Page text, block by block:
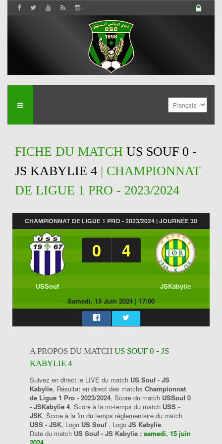
FICHE DU MATCH US SOUF 0 -
JS KABYLIE 4 | CHAMPIONNAT
DE LIGUE 1 PRO - 2023/2024
CHAMPIONNAT DE LIGUE 1 PRO - 2023/2024 | JOURNÉE 30
0 4
USSouf
JSKabylie
Samedi, 15 Juin 2024 | 17:00
A PROPOS DU MATCH US SOUF 0 - JS
KABYLIE 4
Suivez en direct le LIVE du match US Souf - JS
Kabylie, Résultat en direct des matchs Championnat
de Ligue 1 Pro - 2023/2024, Score du match USSouf 0
- JSKabylie 4, Score à la mi-temps du match USS -
JSK, Score à la fin du temps règlementaire du match
USS - JSK, Logo US Souf , Logo JS Kabylie.
Date du match US Souf - JS Kabylie : samedi, 15 juin